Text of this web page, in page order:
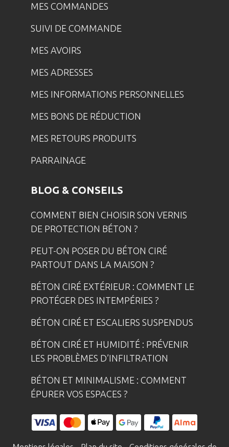
MES COMMANDES
SUIVI DE COMMANDE
MES AVOIRS
MES ADRESSES
MES INFORMATIONS PERSONNELLES
MES BONS DE RÉDUCTION
MES RETOURS PRODUITS
PARRAINAGE
BLOG & CONSEILS
COMMENT BIEN CHOISIR SON VERNIS
DE PROTECTION BÉTON ?
PEUT-ON POSER DU BÉTON CIRÉ
PARTOUT DANS LA MAISON ?
BÉTON CIRÉ EXTÉRIEUR : COMMENT LE
PROTÉGER DES INTEMPÉRIES ?
BÉTON CIRÉ ET ESCALIERS SUSPENDUS
BÉTON CIRÉ ET HUMIDITÉ : PRÉVENIR
LES PROBLÈMES D’INFILTRATION
BÉTON ET MINIMALISME : COMMENT
ÉPURER VOS ESPACES ?